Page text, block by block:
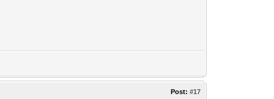
Post:#17